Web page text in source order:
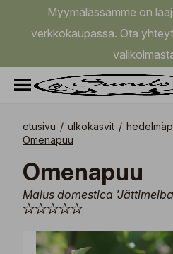
Myymälässämme on
verkkokaupassa. Ota
etusivu / ulkokasvit /
Omenapuu
Omenapuu
Malus domestica